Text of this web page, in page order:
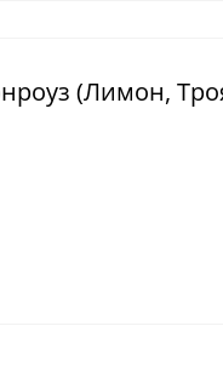
(Лимон,